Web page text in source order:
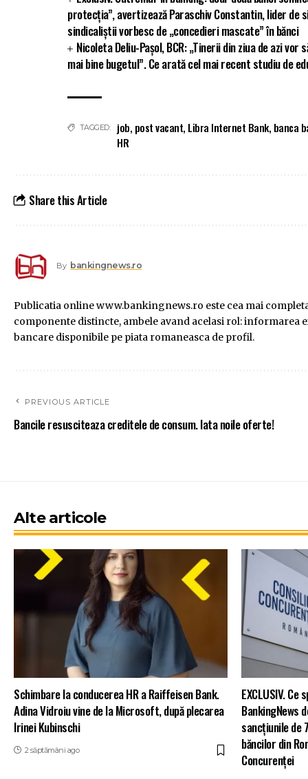
protecția”, avertizează Paraschiv Constantin, lider de
sindicaliștii vorbesc de „concedieri mascate” în bănci
Nicoleta Deliu-Pașol, BCR: „Tinerii din ziua de azi
mai bine bugetul”. Ce arată cel mai recent studiu de
TAGGED: job, post vacant, Libra Internet Bank, banca
HR
Share this Article
By bankingnews.ro
Publicatia online www.bankingnews.ro este cea mai
componente distincte, ambele avand acelasi rol:
bancare disponibile pe piata romaneasca de profil.
PREVIOUS ARTICLE
Bancile resusciteaza creditele de consum. Iata noile oferte!
Alte articole
Schimbare la conducerea HR a Raiffeisen Bank.
Adina Vidroiu vine de la Microsoft, după plecarea
Irinei Kubinschi
2 săptămâni ago
EXCLUSIV.
BankingNews
sancțiunile de
băncilor din
Concurenței